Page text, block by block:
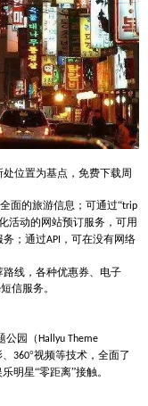
位置为基点，免费下载周
面的旅游信息；可通过“trip
活动的网站预订服务，可用
务；通过API ，可在没有网络
线，各种优惠券、电子
短信服务。
公园（ Hallyu Theme
360°视频等技术，全面了
明星“零距离”接触。